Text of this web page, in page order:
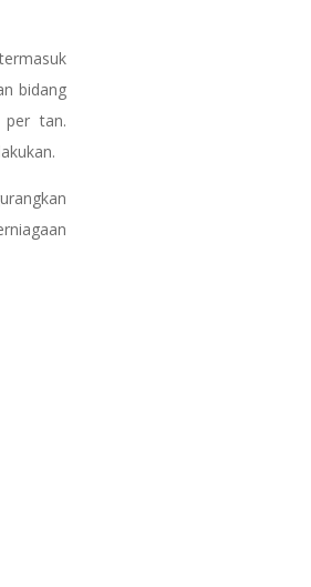
bidang
per tan.